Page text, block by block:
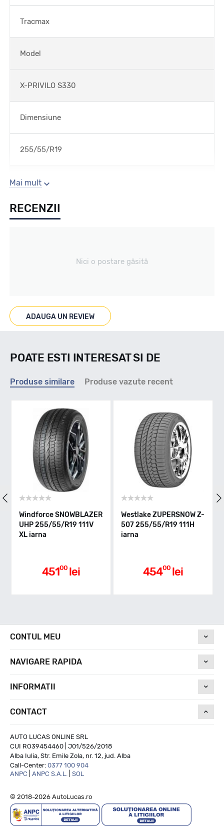
Tracmax
Model
X-PRIVILO S330
Dimensiune
255/55/R19
Sezon
Iarna
Marcaje
Indice greutate
Clasa de eficienta
C
Run On Flat
NU
Mai mult
RECENZII
Nici o postare găsită
ADAUGA UN REVIEW
POATE ESTI INTERESAT SI DE
Produse similare Produse vazute recent
Westlake ZUPERSNOW Z-
507 255/55/R19 111H
iarna
45400 lei
Linglong SPORT MASTER
WINTER 255/55/R19
111H iarna
50900 lei
CONTUL MEU
NAVIGARE RAPIDA
INFORMATII
CONTACT
AUTO LUCAS ONLINE SRL
CUI RO39454460 | J01/526/2018
Alba Iulia, Str. Emile Zola, nr. 12, jud. Alba
Call-Center: 0377 100 904
ANPC
ANPC S.A.L. SOL
© 2018-2026 AutoLucas.ro